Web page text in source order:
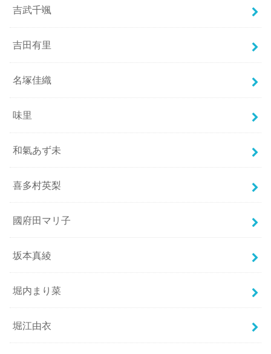
吉武千颯
吉田有里
名塚佳織
味里
和氣あず未
喜多村英梨
國府田マリ子
坂本真綾
堀内まり菜
堀江由衣